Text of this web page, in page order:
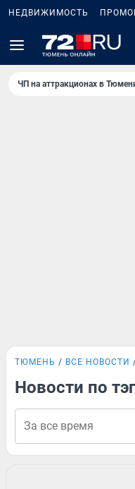
НЕДВИЖИМОСТЬ
ЧП на аттракционах в
ТЮМЕНЬ ВСЕ НОВОСТИ
Новости по